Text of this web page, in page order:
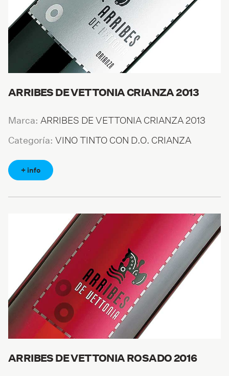
ARRIBES DE VETTONIA CRIANZA 2013
Marca: ARRIBES DE VETTONIA CRIANZA 2013
Categoría: VINO TINTO CON D.O. CRIANZA
+ info
ARRIBES DE VETTONIA ROSADO 2016